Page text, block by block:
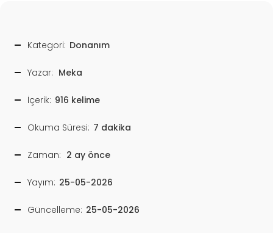
Kategori: Donanım
Yazar: Meka
İçerik: 916 kelime
Okuma Süresi: 7 dakika
Zaman: 2 ay önce
Yayım: 25-05-2026
Güncelleme: 25-05-2026